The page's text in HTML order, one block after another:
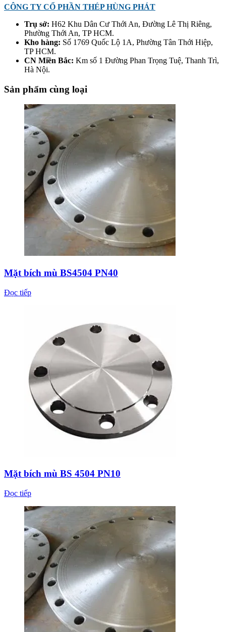
CÔNG TY CỔ PHẦN THÉP HÙNG PHÁT
Trụ sở: H62 Khu Dân Cư Thới An, Đường Lê Thị Riêng,
Phường Thới An, TP HCM.
Kho hàng: Số 1769 Quốc Lộ 1A, Phường Tân Thới Hiệp,
TP HCM.
CN Miền Bắc: Km số 1 Đường Phan Trọng Tuệ, Thanh Trì,
Hà Nội.
Sản phẩm cùng loại
Mặt bích mù BS4504 PN40
Đọc tiếp
Mặt bích mù BS 4504 PN10
Đọc tiếp